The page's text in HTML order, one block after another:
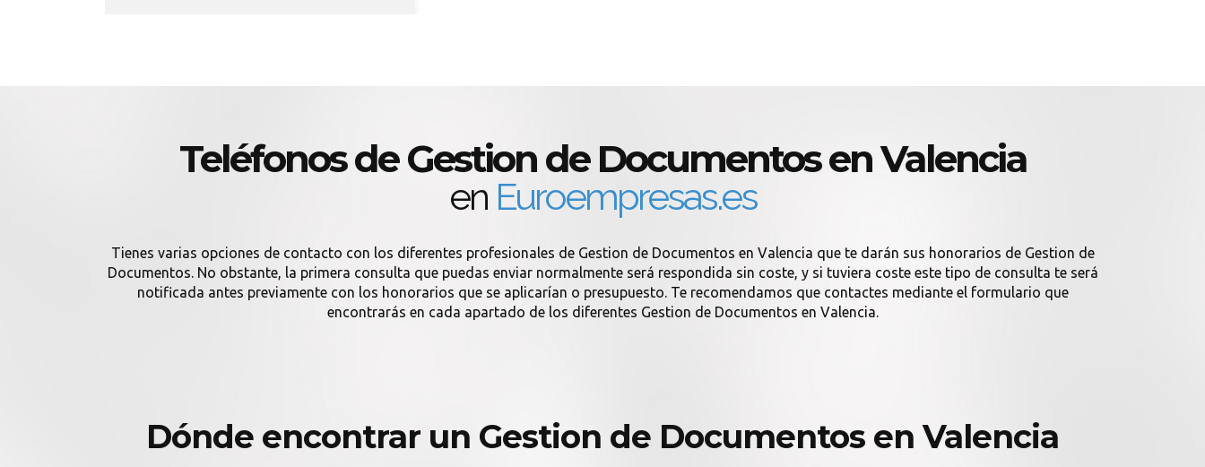
Teléfonos de Gestion de Documentos en Valencia
en Euroempresas.es
Tienes varias opciones de contacto con los diferentes profesionales de Gestion de Documentos en Valencia que te darán sus honorarios de Gestion de
Documentos. No obstante, la primera consulta que puedas enviar normalmente será respondida sin coste, y si tuviera coste este tipo de consulta te será
notificada antes previamente con los honorarios que se aplicarían o presupuesto. Te recomendamos que contactes mediante el formulario que
encontrarás en cada apartado de los diferentes Gestion de Documentos en Valencia.
Dónde encontrar un Gestion de Documentos en Valencia